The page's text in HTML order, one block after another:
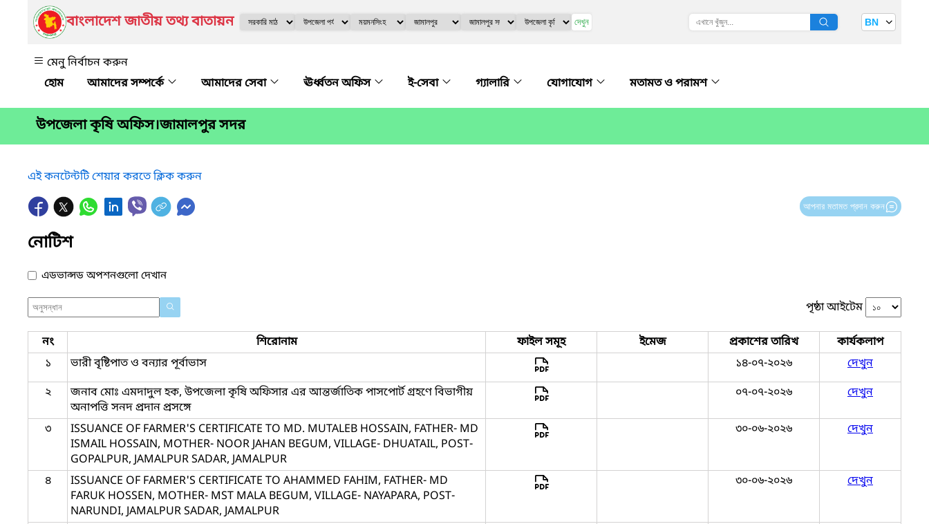
বাংলাদেশ জাতীয় তথ্য বাতায়ন দেখুন BN
মেনু নির্বাচন করুন
আমাদের সম্পর্কে
আমাদের সেবা ঊর্ধ্বতন অফিস ই-সেবা গ্যালারি যোগাযোগ মতামত ও পরামশ
উপজেলা কৃষি অফিস।জামালপুর সদর
এই কনটেন্টটি শেয়ার করতে ক্লিক করুন
আপনার মতামত প্রদান করুন
নোটিশ
এডভান্সড অপশনগুলো দেখান
পৃষ্ঠা আইটেম
নং শিরোনাম ফাইল সমূহ ইমেজ প্রকাশের তারিখ
কার্যকলাপ
১
ভারী বৃষ্টিপাত ও বন্যার পূর্বাভাস ১৪-০৭-২০২৬
দেখুন
২
জনাব মোঃ এমদাদুল হক, উপজেলা কৃষি অফিসার এর আন্তর্জাতিক পাসপোর্ট গ্রহণে বিভাগীয়
অনাপত্তি সনদ প্রদান প্রসঙ্গে
০৭-০৭-২০২৬ দেখুন
৩
ISSUANCE OF FARMER'S CERTIFICATE TO MD. MUTALEB HOSSAIN, FATHER- MD
ISMAIL HOSSAIN, MOTHER- NOOR JAHAN BEGUM, VILLAGE- DHUATAIL, POST-
GOPALPUR, JAMALPUR SADAR, JAMALPUR
৩০-০৬-২০২৬ দেখুন
৪
ISSUANCE OF FARMER'S CERTIFICATE TO AHAMMED FAHIM, FATHER- MD
FARUK HOSSEN, MOTHER- MST MALA BEGUM, VILLAGE- NAYAPARA, POST-
NARUNDI, JAMALPUR SADAR, JAMALPUR
৩০-০৬-২০২৬ দেখুন